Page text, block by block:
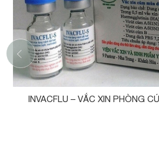
‹
INVACFLU – VẮC XIN PHÒNG